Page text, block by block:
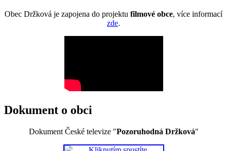
Obec Držková je zapojena do projektu filmové obce, více informací
zde.
Dokument o obci
Dokument České televize "Pozoruhodná Držková"